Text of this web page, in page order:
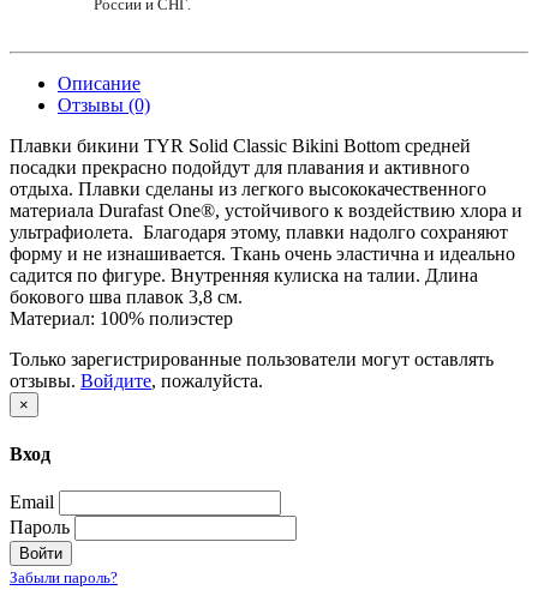
России и СНГ.
Описание
Отзывы (0)
Плавки бикини TYR Solid Classic Bikini Bottom средней
посадки прекрасно подойдут для плавания и активного
отдыха. Плавки сделаны из легкого высококачественного
материала Durafast One®, устойчивого к воздействию хлора и
ультрафиолета. Благодаря этому, плавки надолго сохраняют
форму и не изнашивается. Ткань очень эластична и идеально
садится по фигуре. Внутренняя кулиска на талии. Длина
бокового шва плавок 3,8 см.
Материал: 100% полиэстер
Только зарегистрированные пользователи могут оставлять
отзывы. Войдите, пожалуйста.
×
Вход
Email
Пароль
Войти
Забыли пароль?